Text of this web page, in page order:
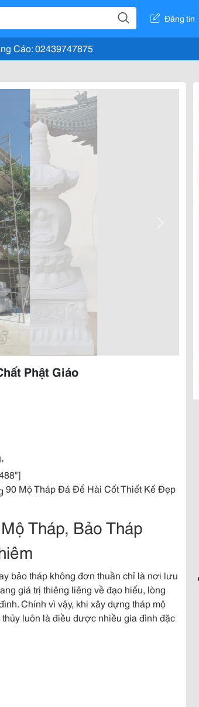
Đăng tin
Cáo: 02439747875
Phật Giáo
90 Mộ Tháp Đá Để Hài Cốt Thiết Kế Đẹp
Tháp, Bảo Tháp
bảo tháp không đơn thuần chỉ là nơi lưu
giá trị thiêng liêng về đạo hiếu, lòng
Chính vì vậy, khi xây dựng tháp mộ
luôn là điều được nhiều gia đình đặc